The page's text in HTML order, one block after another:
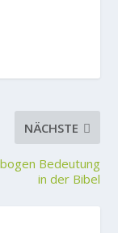
NÄCHSTE
Bedeutung
in der Bibel